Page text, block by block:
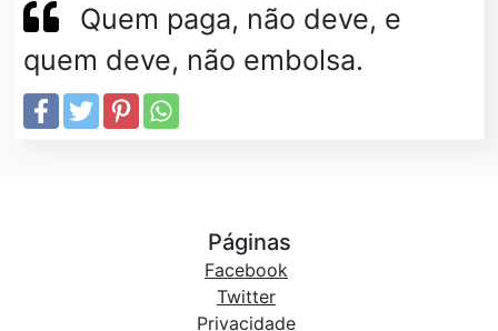
Quem paga, não deve, e
quem deve, não embolsa.
Páginas
Facebook
Twitter
Privacidade